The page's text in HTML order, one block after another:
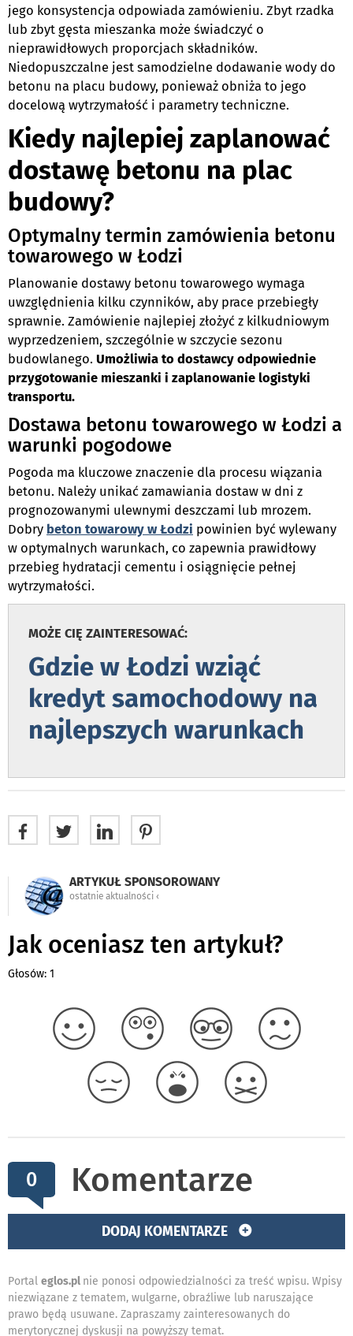
jego konsystencja odpowiada zamówieniu. Zbyt rzadka
lub zbyt gęsta mieszanka może świadczyć o
nieprawidłowych proporcjach składników.
Niedopuszczalne jest samodzielne dodawanie wody do
betonu na placu budowy, ponieważ obniża to jego
docelową wytrzymałość i parametry techniczne.
Kiedy najlepiej zaplanować
dostawę betonu na plac
budowy?
Optymalny termin zamówienia betonu
towarowego w Łodzi
Planowanie dostawy betonu towarowego wymaga
uwzględnienia kilku czynników, aby prace przebiegły
sprawnie. Zamówienie najlepiej złożyć z kilkudniowym
wyprzedzeniem, szczególnie w szczycie sezonu
budowlanego. Umożliwia to dostawcy odpowiednie
przygotowanie mieszanki i zaplanowanie logistyki
transportu.
Dostawa betonu towarowego w Łodzi a
warunki pogodowe
Pogoda ma kluczowe znaczenie dla procesu wiązania
betonu. Należy unikać zamawiania dostaw w dni z
prognozowanymi ulewnymi deszczami lub mrozem.
Dobry beton towarowy w Łodzi powinien być wylewany
w optymalnych warunkach, co zapewnia prawidłowy
przebieg hydratacji cementu i osiągnięcie pełnej
wytrzymałości.
MOŻE CIĘ ZAINTERESOWAĆ:
Gdzie w Łodzi wziąć
kredyt samochodowy na
najlepszych warunkach
ARTYKUŁ SPONSOROWANY
ostatnie aktualności ‹
Jak oceniasz ten artykuł?
Głosów: 1
0 Komentarze
DODAJ KOMENTARZE
Portal eglos.pl nie ponosi odpowiedzialności za treść wpisu. Wpisy
niezwiązane z tematem, wulgarne, obraźliwe lub naruszające
prawo będą usuwane. Zapraszamy zainteresowanych do
merytorycznej dyskusji na powyższy temat.